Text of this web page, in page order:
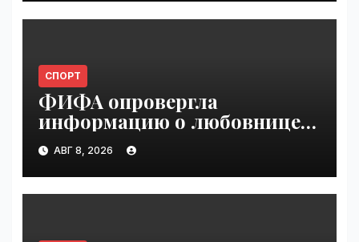
СПОРТ
ФИФА опровергла
информацию о любовнице
Инфантино | VseTime.ru
АВГ 8, 2026